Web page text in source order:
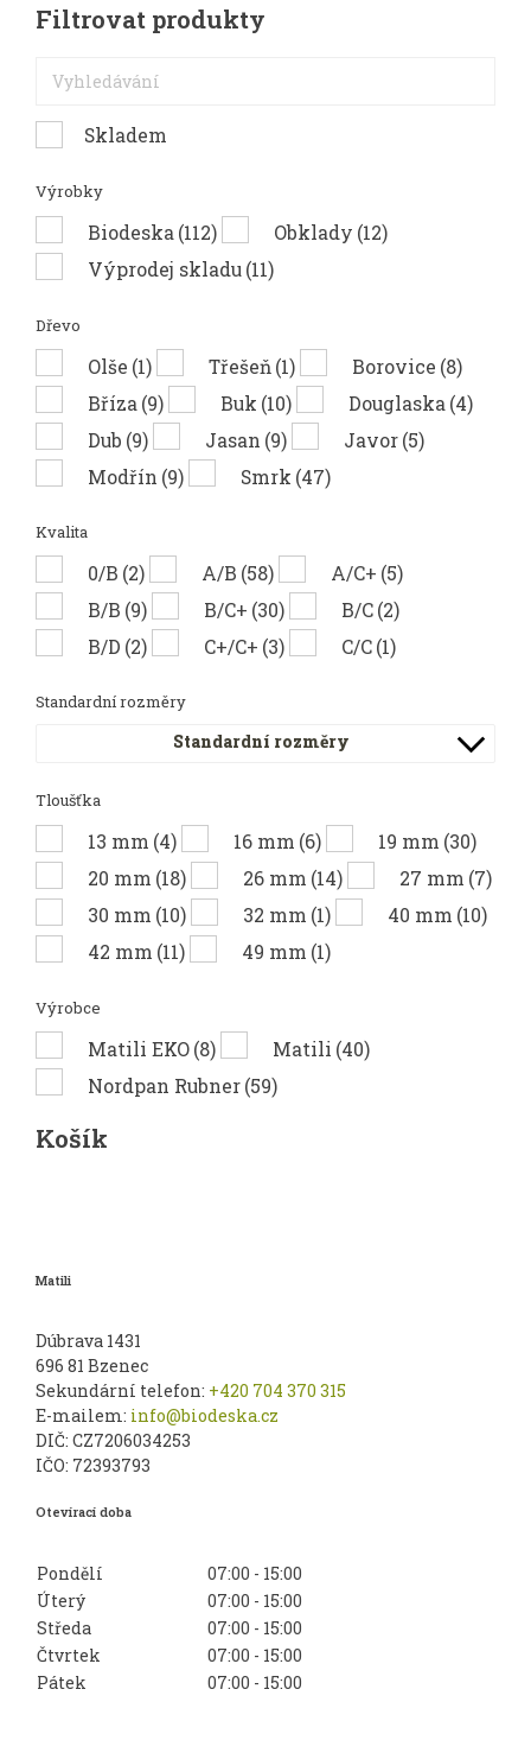
Filtrovat produkty
Skladem
Výrobky
Biodeska(112) Obklady (12)
Výprodej skladu(11)
Dřevo
Olše (1) Třešeň (1) Borovice (8)
Bříza (9) Buk (10) Douglaska (4)
Dub (9) Jasan (9) Javor(5)
Modřín (9) Smrk (47)
Kvalita
0/B (2) A/B (58) A/C+ (5)
B/B (9) B/C+ (30) B/C(2)
B/D (2) C+/C+ (3) C/C(1)
Standardní rozměry
Standardní rozměry
Tloušťka
13 mm (4) 16 mm (6) 19 mm (30)
20 mm (18) 26 mm (14) 27 mm (7)
30 mm (10) 32 mm (1) 40 mm (10)
42 mm (11) 49 mm (1)
Výrobce
Matili EKO(8) Matili (40)
Nordpan Rubner(59)
Košík
Matili
Dúbrava 1431
696 81 Bzenec
Sekundární telefon: +420 704 370 315
E-mailem: info@biodeska.cz
DIČ: CZ7206034253
IČO: 72393793
Otevírací doba
Pondělí
07:00 - 15:00
Úterý
07:00 - 15:00
Středa
07:00 - 15:00
Čtvrtek
07:00 - 15:00
Pátek
07:00 - 15:00